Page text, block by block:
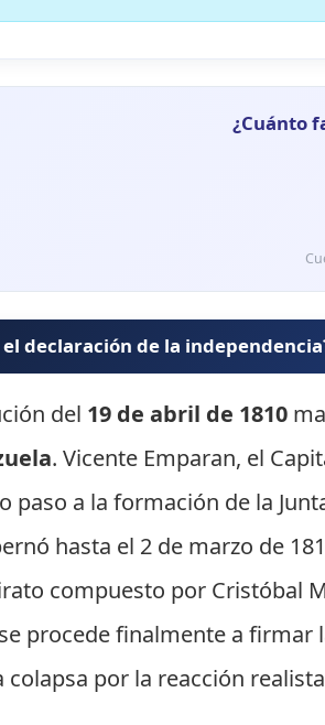
¿Cuánto
el declaración de la
del 19 de abril de 1810
. Vicente Emparan, el
paso a la formación de la
hasta el 2 de marzo de
compuesto por Cristóbal
procede finalmente a firmar
colapsa por la reacción